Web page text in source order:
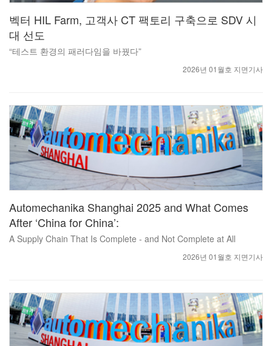
벡터 HIL Farm, 고객사 CT 팩토리 구축으로 SDV 시
대 선도
“테스트 환경의 패러다임을 바꿨다”
2026년 01월호 지면기사
Automechanika Shanghai 2025 and What Comes
After ‘China for China’:
A Supply Chain That Is Complete - and Not Complete at All
2026년 01월호 지면기사